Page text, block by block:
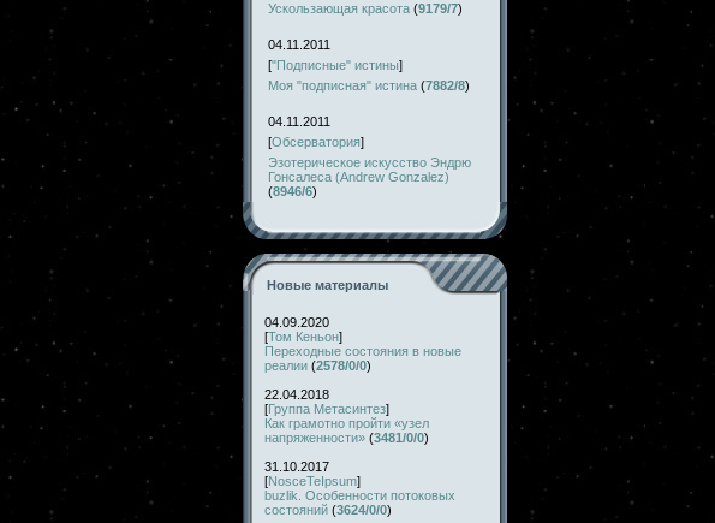
Ускользающая красота (9179/7)
04.11.2011
["Подписные" истины]
Моя "подписная" истина (7882/8)
04.11.2011
[Обсерватория]
Эзотерическое искусство Эндрю
Гонсалеса (Andrew Gonzalez)
(8946/6)
Новые материалы
04.09.2020
[Том Кеньон]
Переходные состояния в новые
реалии (2578/0/0)
22.04.2018
[Группа Метасинтез]
Как грамотно пройти «узел
напряженности» (3481/0/0)
31.10.2017
[NosceTeIpsum]
buzlik. Особенности потоковых
состояний (3624/0/0)